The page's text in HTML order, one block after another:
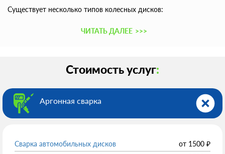
Существует несколько типов колесных дисков:
ЧИТАТЬ ДАЛЕЕ >>>
Стоимость услуг:
Аргонная сварка
Сварка автомобильных дисков от 1500 ₽